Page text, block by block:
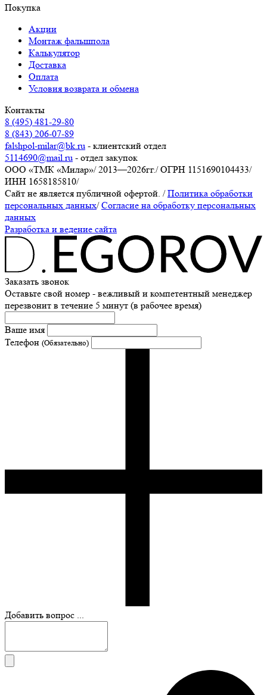
Покупка
Акции
Монтаж фальшпола
Калькулятор
Доставка
Оплата
Условия возврата и обмена
Контакты
8 (495) 481-29-80
8 (843) 206-07-89
falshpol-milar@bk.ru - клиентский отдел
5114690@mail.ru - отдел закупок
ООО «ТМК «Милар»/ 2013—2026гг./ОГРН 1151690104433/
ИНН 1658185810/
Сайт не является публичной офертой. / Политика обработки
персональных данных/ Согласие на обработку персональных
данных
Разработка и ведение сайта
Заказать звонок
Оставьте свой номер - вежливый и компетентный менеджер
перезвонит в течение 5 минут (в рабочее время)
Ваше имя
Телефон (Обязательно)
Добавить вопрос ...